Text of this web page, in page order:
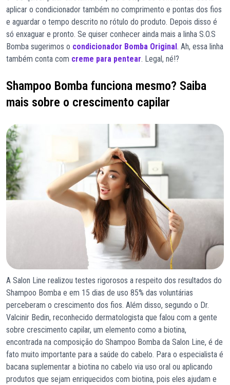
aplicar o condicionador também no comprimento e pontas dos fios
e aguardar o tempo descrito no rótulo do produto. Depois disso é
só enxaguar e pronto. Se quiser conhecer ainda mais a linha S.O.S
Bomba sugerimos o condicionador Bomba Original. Ah, essa linha
também conta com creme para pentear. Legal, né!?
Shampoo Bomba funciona mesmo? Saiba
mais sobre o crescimento capilar
A Salon Line realizou testes rigorosos a respeito dos resultados do
Shampoo Bomba e em 15 dias de uso 85% das voluntárias
perceberam o crescimento dos fios. Além disso, segundo o Dr.
Valcinir Bedin, reconhecido dermatologista que falou com a gente
sobre crescimento capilar, um elemento como a biotina,
encontrada na composição do Shampoo Bomba da Salon Line, é de
fato muito importante para a saúde do cabelo. Para o especialista é
bacana suplementar a biotina no cabelo via uso oral ou aplicando
produtos que sejam enriquecidos com biotina, pois eles ajudam e